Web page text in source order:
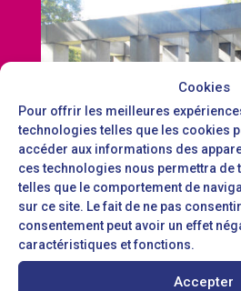
Cookies
Pour offrir les meilleures
technologies telles que les cookies
accéder aux informations des
ces technologies nous permettra de
telles que le comportement de
sur ce site. Le fait de ne pas
consentement peut avoir un effet
caractéristiques et fonctions.
Accepter
PERSONNES EN